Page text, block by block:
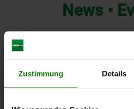
Zustimmung Details
News •